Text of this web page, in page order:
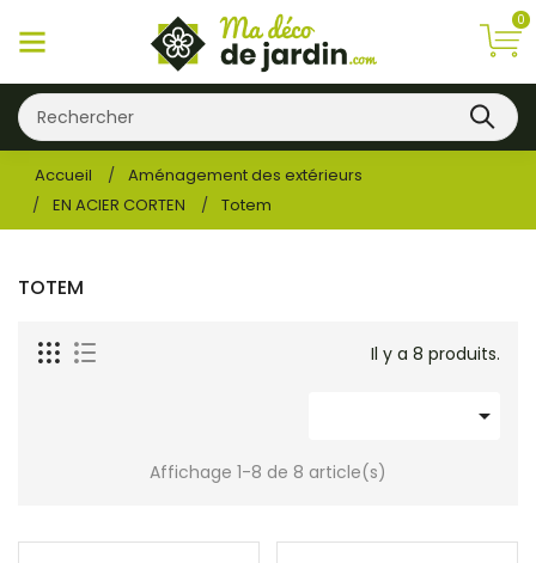
0
Accueil
Aménagement des extérieurs
EN ACIER CORTEN
Totem
TOTEM
Il y a 8 produits.

Affichage 1-8 de 8 article(s)